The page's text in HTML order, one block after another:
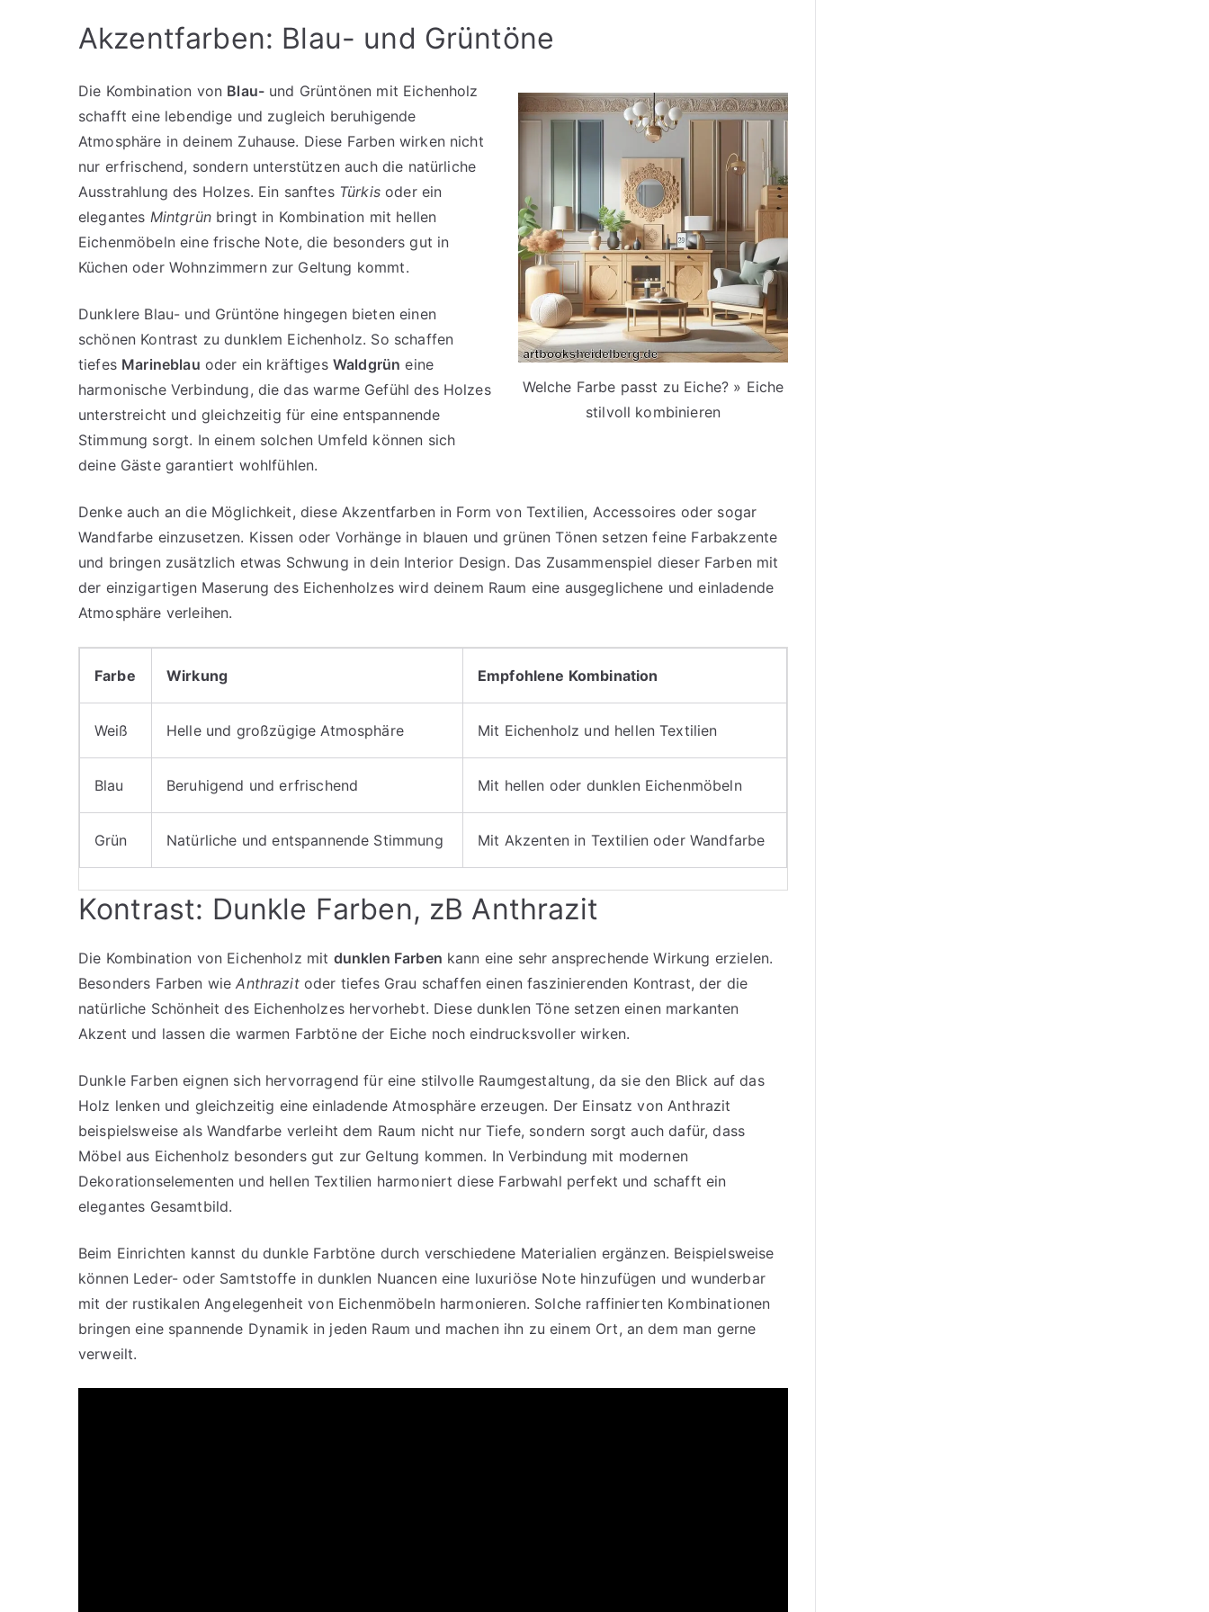
Akzentfarben: Blau- und Grüntöne
Welche Farbe passt zu Eiche? » Eiche
stilvoll kombinieren
Die Kombination von Blau- und Grüntönen mit Eichenholz
schafft eine lebendige und zugleich beruhigende
Atmosphäre in deinem Zuhause. Diese Farben wirken nicht
nur erfrischend, sondern unterstützen auch die natürliche
Ausstrahlung des Holzes. Ein sanftes Türkisoder ein
elegantes Mintgrünbringt in Kombination mit hellen
Eichenmöbeln eine frische Note, die besonders gut in
Küchen oder Wohnzimmern zur Geltung kommt.
Dunklere Blau- und Grüntöne hingegen bieten einen
schönen Kontrast zu dunklem Eichenholz. So schaffen
tiefes Marineblau oder ein kräftiges Waldgrün eine
harmonische Verbindung, die das warme Gefühl des Holzes
unterstreicht und gleichzeitig für eine entspannende
Stimmung sorgt. In einem solchen Umfeld können sich
deine Gäste garantiert wohlfühlen.
Denke auch an die Möglichkeit, diese Akzentfarben in Form von Textilien, Accessoires oder sogar
Wandfarbe einzusetzen. Kissen oder Vorhänge in blauen und grünen Tönen setzen feine Farbakzente
und bringen zusätzlich etwas Schwung in dein Interior Design. Das Zusammenspiel dieser Farben mit
der einzigartigen Maserung des Eichenholzes wird deinem Raum eine ausgeglichene und einladende
Atmosphäre verleihen.
Farbe Wirkung Empfohlene Kombination
Weiß Helle und großzügige Atmosphäre Mit Eichenholz und hellen Textilien
Blau Beruhigend und erfrischend Mit hellen oder dunklen Eichenmöbeln
Grün Natürliche und entspannende Stimmung Mit Akzenten in Textilien oder Wandfarbe
Kontrast: Dunkle Farben, zB Anthrazit
Die Kombination von Eichenholz mit dunklen Farben kann eine sehr ansprechende Wirkung erzielen.
Besonders Farben wieAnthrazitoder tiefes Grau schaffen einen faszinierenden Kontrast, der die
natürliche Schönheit des Eichenholzes hervorhebt. Diese dunklen Töne setzen einen markanten
Akzent und lassen die warmen Farbtöne der Eiche noch eindrucksvoller wirken.
Dunkle Farben eignen sich hervorragend für eine stilvolle Raumgestaltung, da sie den Blick auf das
Holz lenken und gleichzeitig eine einladende Atmosphäre erzeugen. Der Einsatz von Anthrazit
beispielsweise als Wandfarbe verleiht dem Raum nicht nur Tiefe, sondern sorgt auch dafür, dass
Möbel aus Eichenholz besonders gut zur Geltung kommen. In Verbindung mit modernen
Dekorationselementen und hellen Textilien harmoniert diese Farbwahl perfekt und schafft ein
elegantes Gesamtbild.
Beim Einrichten kannst du dunkle Farbtöne durch verschiedene Materialien ergänzen. Beispielsweise
können Leder- oder Samtstoffe in dunklen Nuancen eine luxuriöse Note hinzufügen und wunderbar
mit der rustikalen Angelegenheit von Eichenmöbeln harmonieren. Solche raffinierten Kombinationen
bringen eine spannende Dynamik in jeden Raum und machen ihn zu einem Ort, an dem man gerne
verweilt.